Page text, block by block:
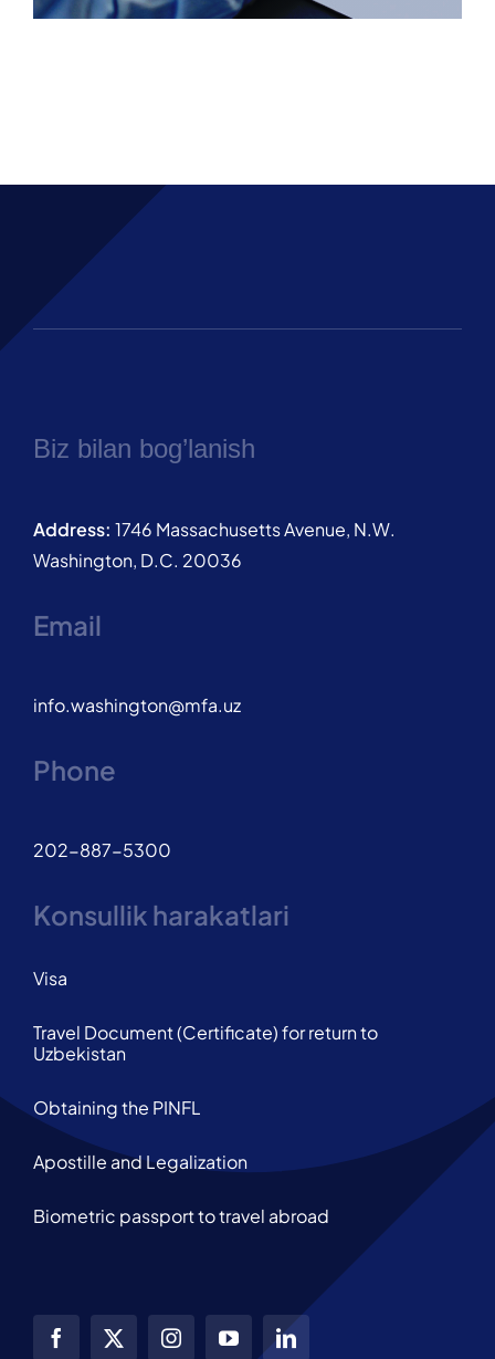
Biz bilan bog’lanish
Address: 1746 Massachusetts Avenue, N.W.
Washington, D.C. 20036
Email
info.washington@mfa.uz
Phone
202-887-5300
Konsullik harakatlari
Visa
Travel Document (Certificate) for return to
Uzbekistan
Obtaining the PINFL
Apostille and Legalization
Biometric passport to travel abroad